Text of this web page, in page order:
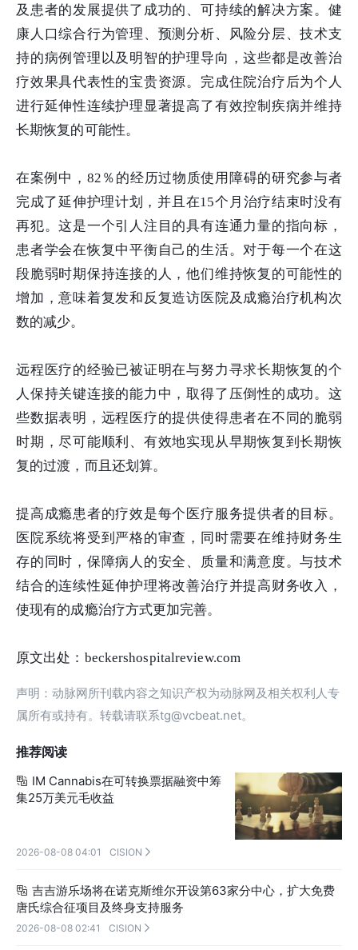
及患者的发展提供了成功的、可持续的解决方案。健
康人口综合行为管理、预测分析、风险分层、技术支
持的病例管理以及明智的护理导向，这些都是改善治
疗效果具代表性的宝贵资源。完成住院治疗后为个人
进行延伸性连续护理显著提高了有效控制疾病并维持
长期恢复的可能性。
在案例中，82％的经历过物质使用障碍的研究参与者
完成了延伸护理计划，并且在15个月治疗结束时没有
再犯。这是一个引人注目的具有连通力量的指向标，
患者学会在恢复中平衡自己的生活。对于每一个在这
段脆弱时期保持连接的人，他们维持恢复的可能性的
增加，意味着复发和反复造访医院及成瘾治疗机构次
数的减少。
远程医疗的经验已被证明在与努力寻求长期恢复的个
人保持关键连接的能力中，取得了压倒性的成功。这
些数据表明，远程医疗的提供使得患者在不同的脆弱
时期，尽可能顺利、有效地实现从早期恢复到长期恢
复的过渡，而且还划算。
提高成瘾患者的疗效是每个医疗服务提供者的目标。
医院系统将受到严格的审查，同时需要在维持财务生
存的同时，保障病人的安全、质量和满意度。与技术
结合的连续性延伸护理将改善治疗并提高财务收入，
使现有的成瘾治疗方式更加完善。
原文出处：beckershospitalreview.com
声明：动脉网所刊载内容之知识产权为动脉网及相关权利人专
属所有或持有。转载请联系tg@vcbeat.net。
推荐阅读
 IM Cannabis在可转换票据融资中筹
集25万美元毛收益
2026-08-08 04:01 CISION 
 吉吉游乐场将在诺克斯维尔开设第63家分中心，扩大免费
唐氏综合征项目及终身支持服务
2026-08-08 02:41 CISION 